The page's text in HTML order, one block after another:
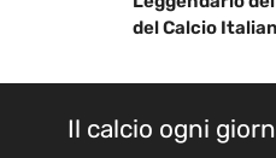
del Calcio
Il calcio ogni